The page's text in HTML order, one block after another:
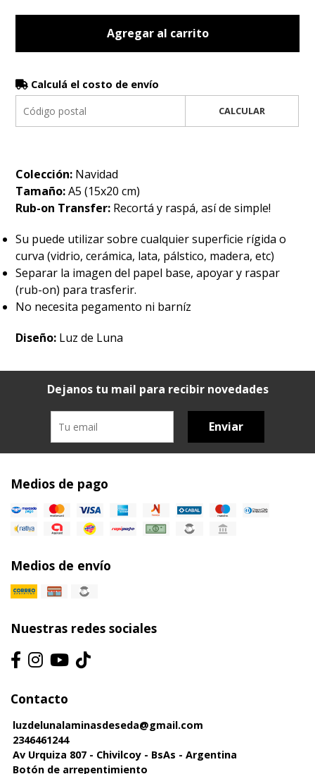
Agregar al carrito
Calculá el costo de envío
CALCULAR
Colección: Navidad
Tamaño:A5 (15x20 cm)
Rub-on Transfer: Recortá y raspá, así de simple!
Su puede utilizar sobre cualquier superficie rígida o
curva (vidrio, cerámica, lata, pálstico, madera, etc)
Separar la imagen del papel base, apoyar y raspar
(rub-on) para trasferir.
No necesita pegamento ni barníz
Diseño: Luz de Luna
Dejanos tu mail para recibir novedades
Enviar
Medios de pago
Medios de envío
Nuestras redes sociales
Contacto
luzdelunalaminasdeseda@gmail.com
2346461244
Av Urquiza 807 - Chivilcoy - BsAs - Argentina
Botón de arrepentimiento